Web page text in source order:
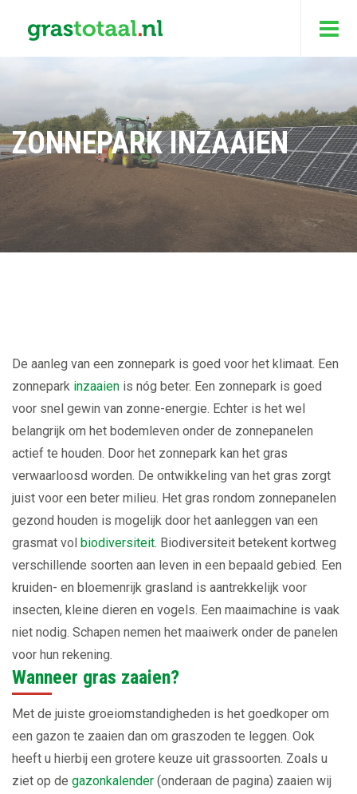
ZONNEPARK INZAAIEN
De aanleg van een zonnepark is goed voor het klimaat. Een
zonnepark inzaaien is nóg beter. Een zonnepark is goed
voor snel gewin van zonne-energie. Echter is het wel
belangrijk om het bodemleven onder de zonnepanelen
actief te houden. Door het zonnepark kan het gras
verwaarloosd worden. De ontwikkeling van het gras zorgt
juist voor een beter milieu. Het gras rondom zonnepanelen
gezond houden is mogelijk door het aanleggen van een
grasmat vol biodiversiteit. Biodiversiteit betekent kortweg
verschillende soorten aan leven in een bepaald gebied. Een
kruiden- en bloemenrijk grasland is aantrekkelijk voor
insecten, kleine dieren en vogels. Een maaimachine is vaak
niet nodig. Schapen nemen het maaiwerk onder de panelen
voor hun rekening.
Wanneer gras zaaien?
Met de juiste groeiomstandigheden is het goedkoper om
een gazon te zaaien dan om graszoden te leggen. Ook
heeft u hierbij een grotere keuze uit grassoorten. Zoals u
ziet op de gazonkalender (onderaan de pagina) zaaien wij